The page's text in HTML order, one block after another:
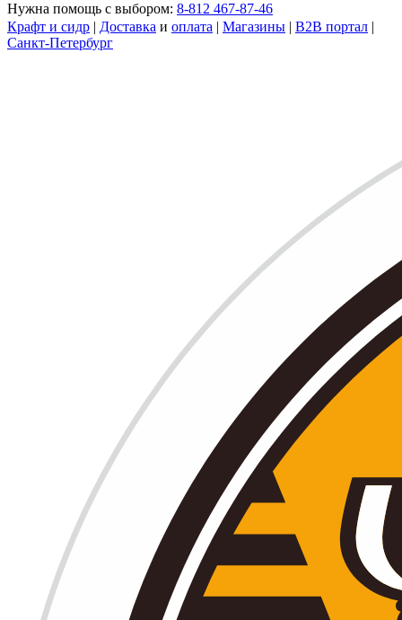
Нужна помощь с выбором: 8-812 467-87-46
Крафт и сидр | Доставка и оплата | Магазины | B2B портал |
Санкт-Петербург